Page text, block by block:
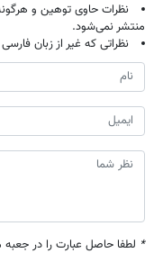
نظرات حاوی توهین و
منتشر نمی‌شود.
نظراتی که غیر از زبان
* لطفا حاصل عبارت را در جعبه